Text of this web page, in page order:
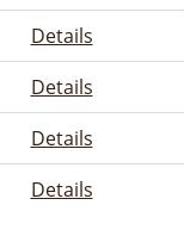
Details
Details
Details
Details